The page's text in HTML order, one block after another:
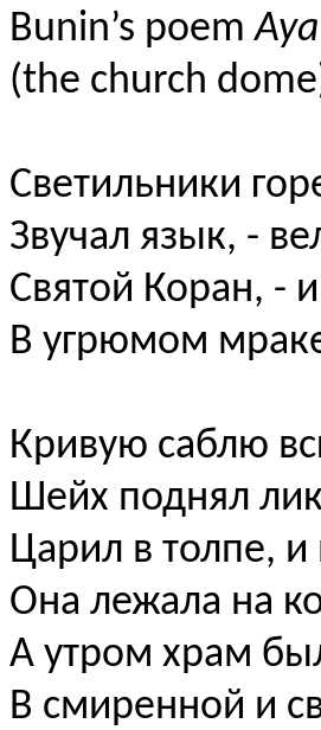
Bunin’s poem
(the church
Светильники
Звучал язык, -
Святой Коран, -
В угрюмом
Кривую саблю
Шейх поднял
Царил в толпе,
Она лежала на
А утром храм
В смиренной и